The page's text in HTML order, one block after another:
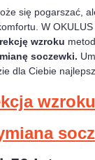
się pogarszać,
W
wzroku
soczewki.
dla Ciebie
wzroku